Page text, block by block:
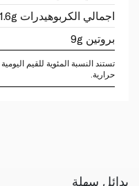
اجمالي الكربوهيدرات 71.6g
بروتين 9g
حرارية.
بدائل سهلة